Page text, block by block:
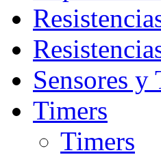
Sensores y
Timers
Timers